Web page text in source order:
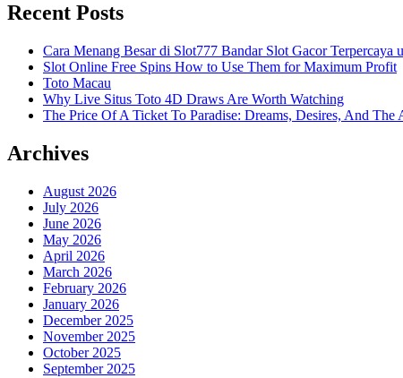
Recent Posts
Cara Menang Besar di Slot777 Bandar Slot Gacor Terpercaya
Slot Online Free Spins How to Use Them for Maximum Profit
Toto Macau
Why Live Situs Toto 4D Draws Are Worth Watching
The Price Of A Ticket To Paradise: Dreams, Desires, And
Archives
August 2026
July 2026
June 2026
May 2026
April 2026
March 2026
February 2026
January 2026
December 2025
November 2025
October 2025
September 2025